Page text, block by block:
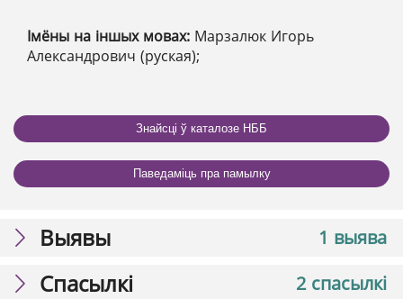
Імёны на іншых мовах: Марзалюк Игорь
Александрович (руская);
Знайсці ў каталозе НББ
Паведаміць пра памылку
1 выява
Выявы
2 спасылкі
Спасылкі